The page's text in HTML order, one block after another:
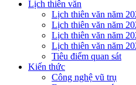
Lịch thiên văn
Lịch thiên văn năm
Lịch thiên văn năm
Lịch thiên văn năm
Lịch thiên văn năm
Tiêu điểm quan sát
Kiến thức
Công nghệ vũ trụ